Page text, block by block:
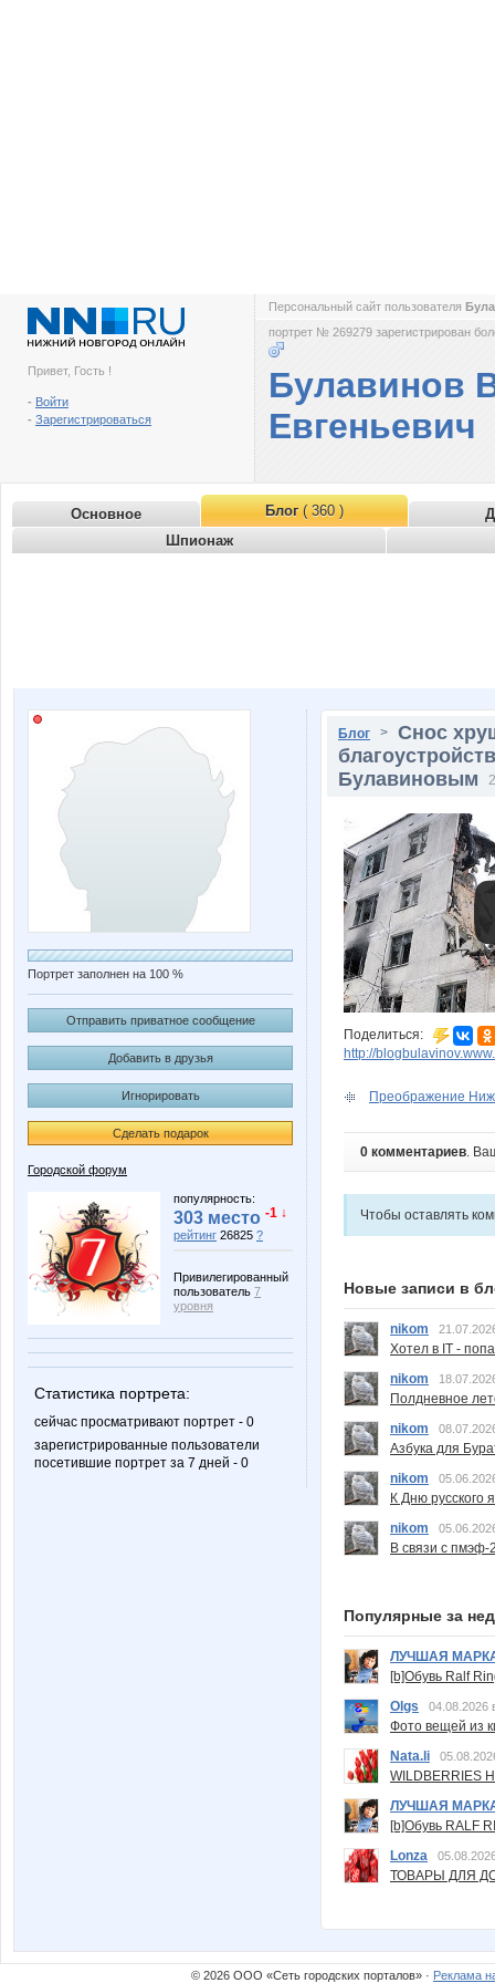
Привет, Гость !
- Войти
- Зарегистрироваться
Персональный сайт пользователя
портрет № 269279 зарегистрирован
Булавинов
Евгеньевич
Основное Блог( 360 )
Шпионаж
Портрет заполнен на 100 %
Отправить приватное сообщение
Добавить в друзья
Игнорировать
Сделать подарок
Городской форум
популярность:
303 место -1 ↓
рейтинг 26825 ?
Привилегированный
пользователь 7
уровня
Статистика портрета:
сейчас просматривают портрет - 0
зарегистрированные пользователи
посетившие портрет за 7 дней - 0
Блог > Снос
Булавиновым
Поделиться:
http://
Преображение
0 комментариев.
Чтобы оставлять
Новые записи в
nikom
Хотел в IT -
nikom
Полдневное
nikom
Азбука для
nikom
К Дню русского
nikom
В связи с пмэф-
Популярные за
ЛУЧШАЯ
[b]Обувь Ralf
Olgs
04.08.2026
Фото вещей из
Nata.li
ЛУЧШАЯ
[b]Обувь RALF
Lonza
ТОВАРЫ ДЛЯ
© 2026 ООО «Сеть городских порталов» · Реклама